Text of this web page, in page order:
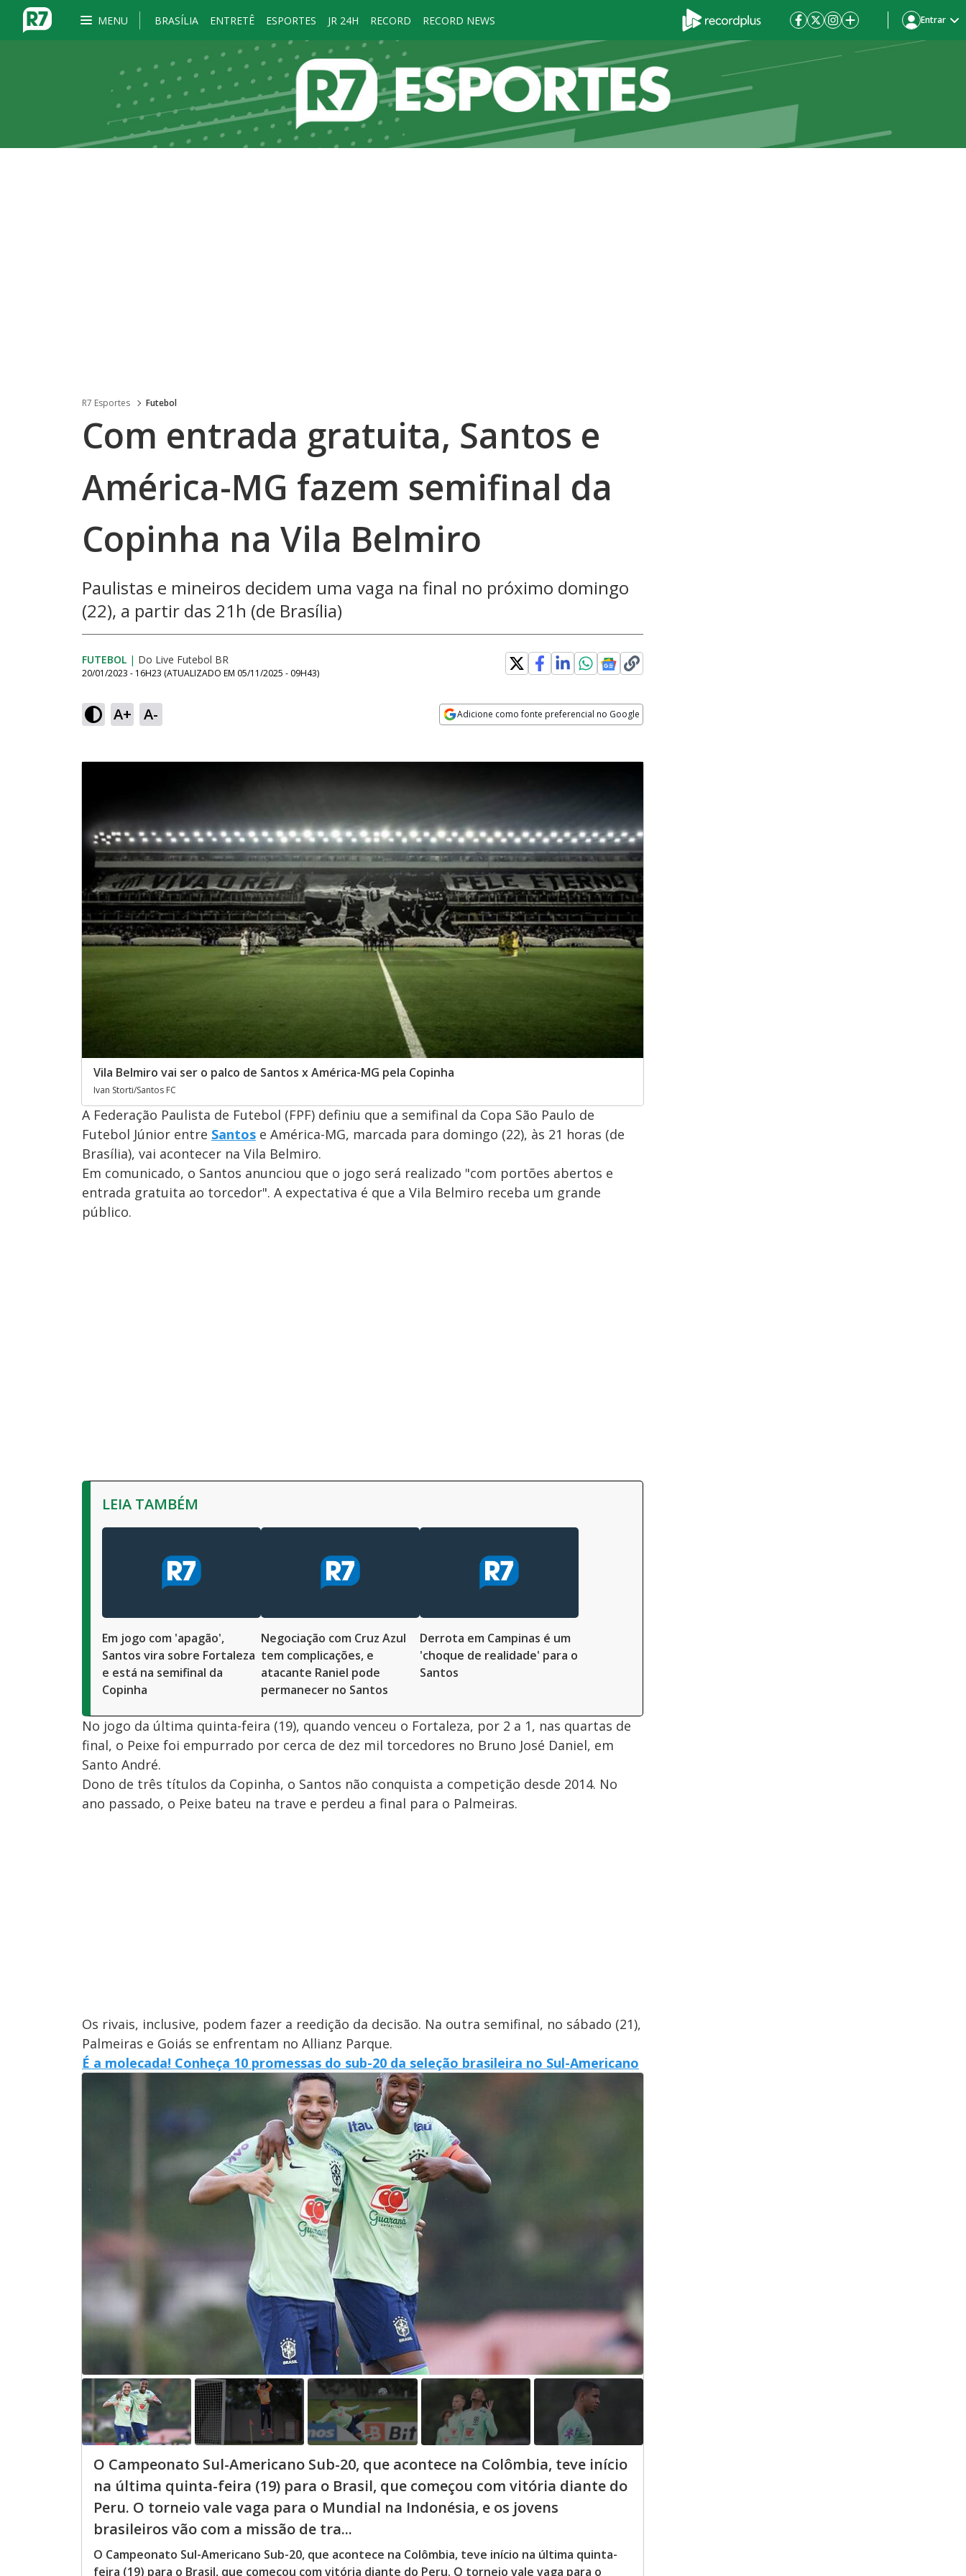
MENU BRASÍLIA ENTRETÊ ESPORTES JR 24H RECORD RECORD NEWS Entrar
R7 Esportes Futebol
Com entrada gratuita, Santos e
América-MG fazem semifinal da
Copinha na Vila Belmiro
Paulistas e mineiros decidem uma vaga na final no próximo domingo
(22), a partir das 21h (de Brasília)
FUTEBOL | Do Live Futebol BR
20/01/2023 - 16H23 (ATUALIZADO EM 05/11/2025 - 09H43)
A+ A- Adicione como fonte preferencial no Google
Vila Belmiro vai ser o palco de Santos x América-MG pela Copinha
Ivan Storti/Santos FC
A Federação Paulista de Futebol (FPF) definiu que a semifinal da Copa São Paulo de
Futebol Júnior entre Santos e América-MG, marcada para domingo (22), às 21 horas (de
Brasília), vai acontecer na Vila Belmiro.
Em comunicado, o Santos anunciou que o jogo será realizado "com portões abertos e
entrada gratuita ao torcedor". A expectativa é que a Vila Belmiro receba um grande
público.
LEIA TAMBÉM
Em jogo com 'apagão',
Santos vira sobre Fortaleza
e está na semifinal da
Copinha
Negociação com Cruz Azul
tem complicações, e
atacante Raniel pode
permanecer no Santos
Derrota em Campinas é um
'choque de realidade' para o
Santos
No jogo da última quinta-feira (19), quando venceu o Fortaleza, por 2 a 1, nas quartas de
final, o Peixe foi empurrado por cerca de dez mil torcedores no Bruno José Daniel, em
Santo André.
Dono de três títulos da Copinha, o Santos não conquista a competição desde 2014. No
ano passado, o Peixe bateu na trave e perdeu a final para o Palmeiras.
Os rivais, inclusive, podem fazer a reedição da decisão. Na outra semifinal, no sábado (21),
Palmeiras e Goiás se enfrentam no Allianz Parque.
É a molecada! Conheça 10 promessas do sub-20 da seleção brasileira no Sul-Americano
O Campeonato Sul-Americano Sub-20, que acontece na Colômbia, teve início
na última quinta-feira (19) para o Brasil, que começou com vitória diante do
Peru. O torneio vale vaga para o Mundial na Indonésia, e os jovens
brasileiros vão com a missão de tra...
O Campeonato Sul-Americano Sub-20, que acontece na Colômbia, teve início na última quinta-
feira (19) para o Brasil, que começou com vitória diante do Peru. O torneio vale vaga para o